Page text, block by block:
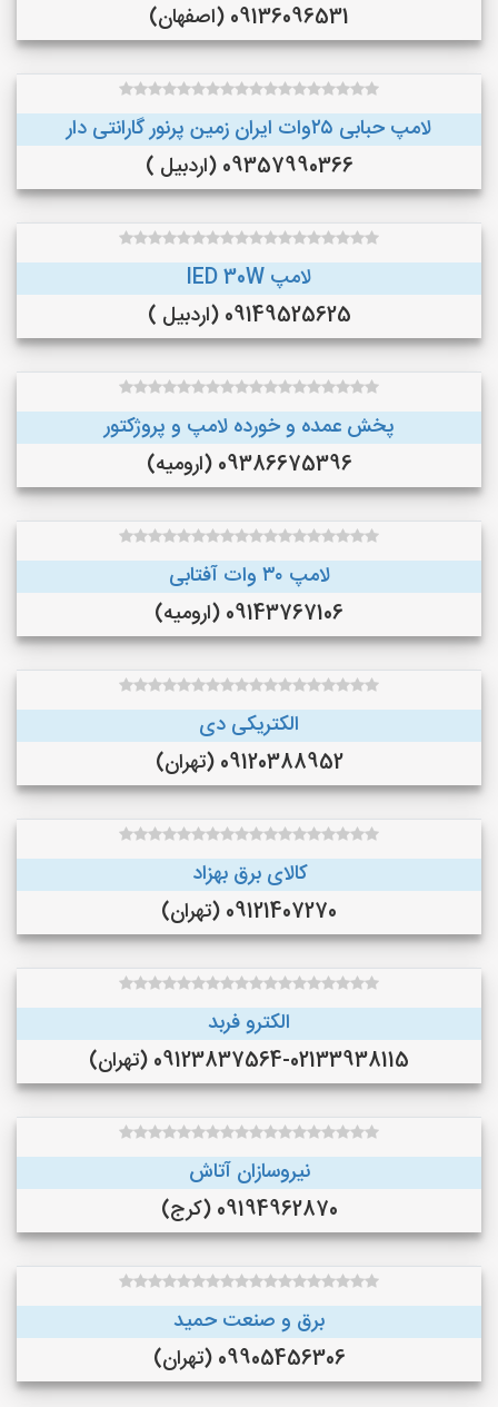
09136096531 (اصفهان)
لامپ حبابی ۲۵وات ایران زمین پرنور گارانتی دار
09357990366 (اردبیل )
لامپ lED 30W
09149525625 (اردبیل )
پخش عمده و خورده لامپ و پروژکتور
09386675396 (ارومیه)
لامپ ۳۰ وات آفتابی
09143767106 (ارومیه)
الکتریکی دی
09120388952 (تهران)
کالای برق بهزاد
09121407270 (تهران)
الکترو فربد
09123837564-02133938115 (تهران)
نیروسازان آتاش
09194962870 (کرج)
برق و صنعت حمید
09905456306 (تهران)